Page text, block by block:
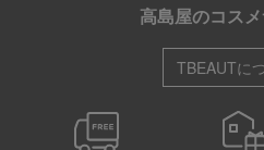
高島屋のコス
TBEAUTに